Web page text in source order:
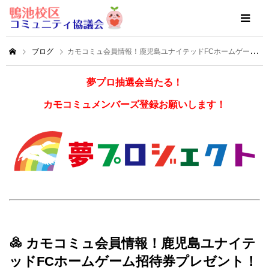
ブログ カモコミュ会員情報！鹿児島ユナイテッドFCホームゲーム招待券プレゼント！
夢プロ抽選会当たる！
カモコミュメンバーズ登録お願いします！
カモコミュ会員情報！鹿児島ユナイテ
ッドFCホームゲーム招待券プレゼント！